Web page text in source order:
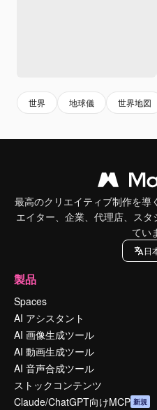
世界 地球儀 世界地図
最高のクリエイティブ制作を導
エイター、企業、代理店、ス
てい
日
製品
Spaces
AI アシスタント
AI 画像生成ツール
AI 動画生成ツール
AI 音声合成ツール
ストックコンテンツ
Claude/ChatGPT向けMCP 新規